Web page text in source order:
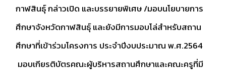
กาฬสินธุ์ กล่าวเปิด และบรรยายพิเศษ /มอบนโยบายการ
ศึกษาจังหวัดกาฬสินธุ์ และยังมีการมอบโล่สำหรับสถาน
ศึกษาที่เข้าร่วมโครงการ ประจำปีงบประมาณ พ.ศ.2564
มอบเกียรติบัตรคณะผู้บริหารสถานศึกษาและคณะครูที่มี